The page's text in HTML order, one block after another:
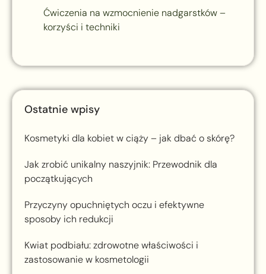
Ćwiczenia na wzmocnienie nadgarstków –
korzyści i techniki
Ostatnie wpisy
Kosmetyki dla kobiet w ciąży – jak dbać o skórę?
Jak zrobić unikalny naszyjnik: Przewodnik dla
początkujących
Przyczyny opuchniętych oczu i efektywne
sposoby ich redukcji
Kwiat podbiału: zdrowotne właściwości i
zastosowanie w kosmetologii